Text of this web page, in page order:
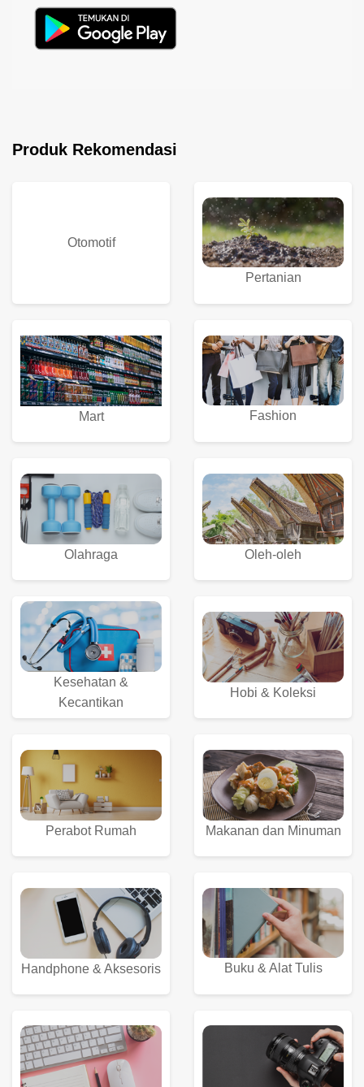
Produk Rekomendasi
Otomotif
Pertanian
Mart Fashion
Olahraga Oleh-oleh
Kesehatan &
Kecantikan
Hobi & Koleksi
Perabot Rumah Makanan dan Minuman
Handphone & Aksesoris Buku & Alat Tulis